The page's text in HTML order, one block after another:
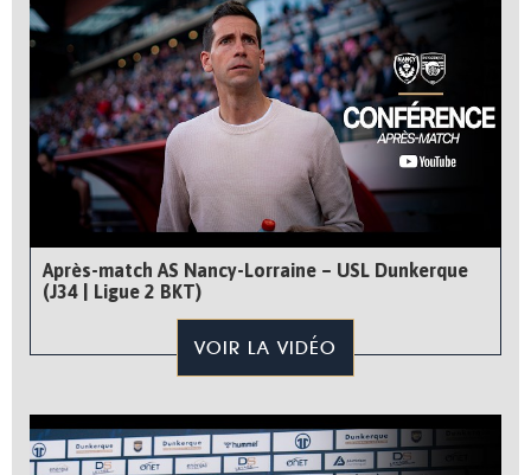
Après-match AS Nancy-Lorraine – USL Dunkerque
(J34 | Ligue 2 BKT)
VOIR LA VIDÉO